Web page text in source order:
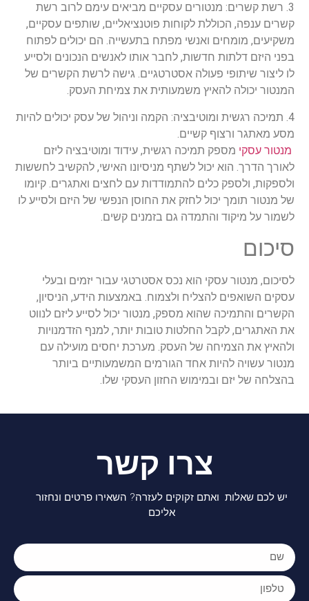
3. רשת קשרים: מנטורים עסקיים מביאים עימם לרוב רשת
קשרים ענפה, הכוללת לקוחות פוטנציאליים, שותפים עסקיים,
משקיעים, מומחים ואנשי מפתח בתעשייה. הם יכולים לפתוח
בפני היזם דלתות חדשות, לחבר אותו לאנשים הנכונים ולסייע
לו ליצור שיתופי פעולה אסטרטגיים. גישה לרשת הקשרים של
המנטור יכולה להאיץ משמעותית את צמיחת העסק.
4. תמיכה רגשית ומוטיבציה: הקמה וניהול של עסק יכולים להיות
מסע מאתגר ורצוף קשיים.
מנטור עסקי מספק תמיכה רגשית, עידוד ומוטיבציה ליזם
לאורך הדרך. הוא יכול לשתף מניסיונו האישי, להקשיב לחששות
ולספקות, ולספק כלים להתמודדות עם לחצים ואתגרים. קיומו
של מנטור תומך יכול לחזק את החוסן הנפשי של היזם ולסייע לו
לשמור על מיקוד והתמדה גם בזמנים קשים.
סיכום
לסיכום, מנטור עסקי הוא נכס אסטרטגי עבור יזמים ובעלי
עסקים השואפים להצליח ולצמוח. באמצעות הידע, הניסיון,
הקשרים והתמיכה שהוא מספק, מנטור יכול לסייע ליזם לנווט
את האתגרים, לקבל החלטות טובות יותר, למנף הזדמנויות
ולהאיץ את הצמיחה של העסק. מערכת יחסים מועילה עם
מנטור עשויה להיות אחד הגורמים המשמעותיים ביותר
בהצלחה של יזם ובמימוש החזון העסקי שלו.
צרו קשר
יש לכם שאלות ואתם זקוקים לעזרה? השאירו פרטים ונחזור
אליכם